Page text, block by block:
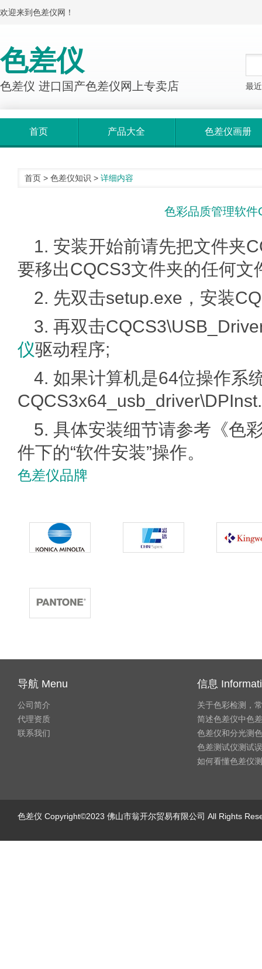
欢迎来到色差仪网！
色差仪
色差仪 进口国产色差仪网上专卖店 最
首页 产品大全 色差仪画册
首页 > 色差仪知识 > 详细内容
色彩品质管理软件
1. 安装开始前请先把文件夹
要移出CQCS3文件夹的任何
2. 先双击setup.exe，安装
3. 再双击
仪驱动程序;
4. 如果计算机是64位操作系
5. 具体安装细节请参考《色
件下的“软件安装”操作。
色差仪品牌
导航 Menu
公司简介
代理资质
联系我们
信息
关于色彩检测，
简述色差仪中色
色差仪和分光测
色差测试仪测试
如何看懂色差仪
色差仪 Copyright©2023 佛山市翁开尔贸易有限公司 All Rights